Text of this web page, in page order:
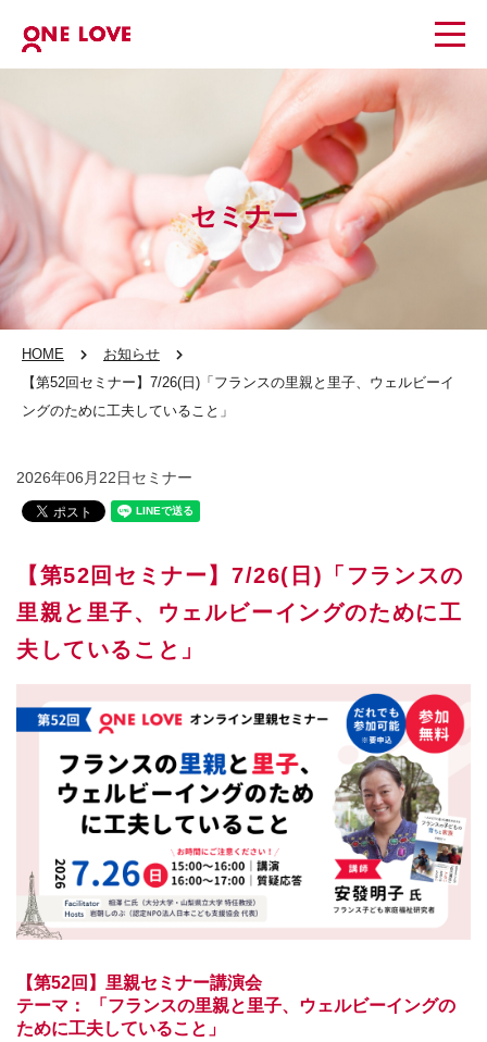
セミナー
HOME
お知らせ
【第52回セミナー】7/26(日)「フランスの里親と里子、ウェルビーイ
ングのために工夫していること」
2026年06月22日セミナー
【第52回セミナー】7/26(日)「フランスの
里親と里子、ウェルビーイングのために工
夫していること」
【第52回】里親セミナー講演会
テーマ： 「フランスの里親と里子、ウェルビーイングの
ために工夫していること」